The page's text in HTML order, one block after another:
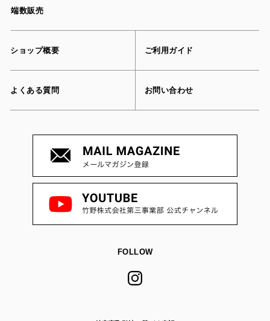
端数販売
ショップ概要 ご利用ガイド
よくある質問 お問い合わせ
FOLLOW